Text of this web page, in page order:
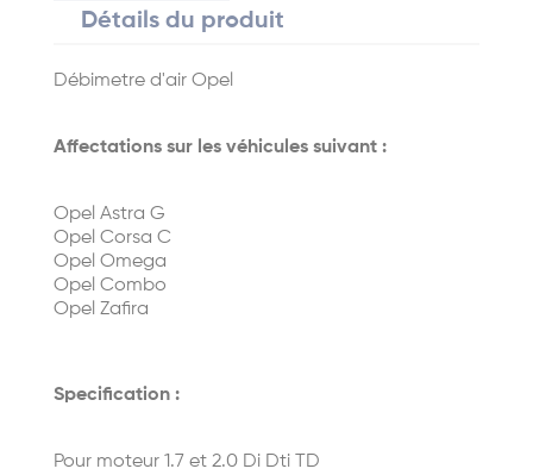
Détails du produit
Débimetre d'air Opel
Affectations sur les véhicules suivant :
Opel Astra G
Opel Corsa C
Opel Omega
Opel Combo
Opel Zafira
Specification :
Pour moteur 1.7 et 2.0 Di Dti TD